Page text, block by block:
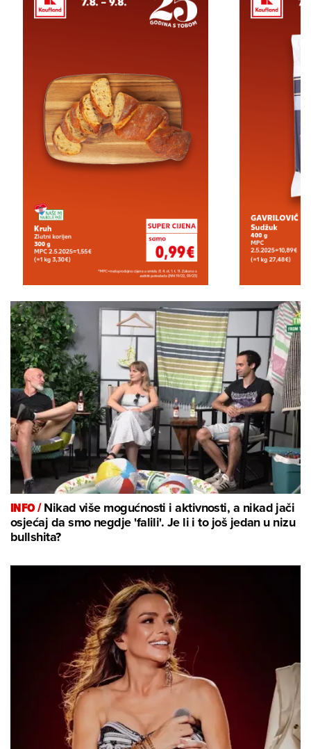
INFO /Nikad više mogućnosti i aktivnosti, a nikad jači
osjećaj da smo negdje 'falili'. Je li i to još jedan u nizu
bullshita?